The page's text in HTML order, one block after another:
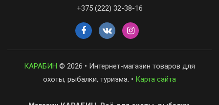
+375 (222) 32-38-16
КАРАБИН © 2026 • Интернет-магазин товаров для
охоты, рыбалки, туризма. • Карта сайта